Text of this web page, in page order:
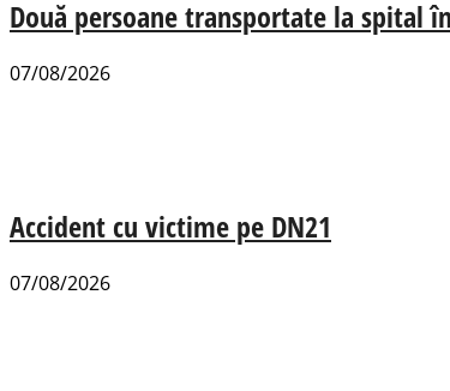
Două persoane transportate la spital
07/08/2026
Accident cu victime pe DN21
07/08/2026